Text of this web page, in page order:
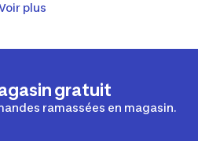
plus
gratuit
ramassées en magasin.